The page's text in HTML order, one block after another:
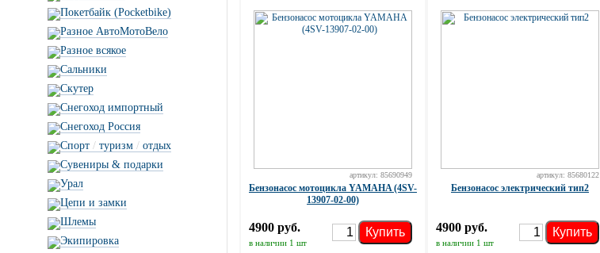
Покетбайк (Pocketbike)
Разное АвтоМотоВело
Разное всякое
Сальники
Скутер
Снегоход импортный
Снегоход Россия
Спорт / туризм / отдых
Сувениры & подарки
Урал
Цепи и замки
Шлемы
Экипировка
артикул: 85690949
Бензонасос мотоцикла YAMAHA (4SV-
13907-02-00)
4900 руб.
в наличии 1 шт
Купить
артикул: 85680122
Бензонасос электрический тип2
4900 руб.
в наличии 1 шт
Купить